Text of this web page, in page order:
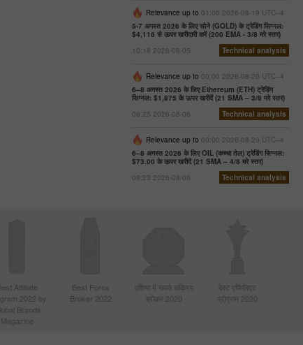
Relevance up to 01:00 2026-08-19 UTC--4
5-7 अगस्त 2026 के लिए सोने (GOLD) के ट्रेडिंग सिग्नल:
$4,116 से ऊपर खरीदारी करें (200 EMA - 3/8 मरे स्तर)
10:18 2026-08-05
Technical analysis
Relevance up to 00:00 2026-08-20 UTC--4
6–8 अगस्त 2026 के लिए Ethereum (ETH) ट्रेडिंग
सिग्नल: $1,875 के ऊपर खरीदें (21 SMA – 3/8 मरे स्तर)
09:25 2026-08-06
Technical analysis
Relevance up to 00:00 2026-08-20 UTC--4
6–8 अगस्त 2026 के लिए OIL (कच्चा तेल) ट्रेडिंग सिग्नल:
$73.00 के ऊपर खरीदें (21 SMA – 4/8 मरे स्तर)
09:23 2026-08-06
Technical analysis
Affiliate
2022 by
Brands
Magazine
Best Forex
Broker 2022
एशिया में सबसे सक्रिय
ब्रोकर 2020
बेस्ट एफिलिएट
प्रोग्राम 2020